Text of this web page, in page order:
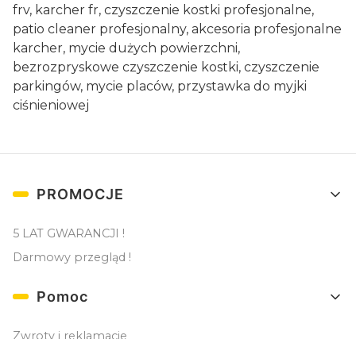
frv, karcher fr, czyszczenie kostki profesjonalne,
patio cleaner profesjonalny, akcesoria profesjonalne
karcher, mycie dużych powierzchni,
bezrozpryskowe czyszczenie kostki, czyszczenie
parkingów, mycie placów, przystawka do myjki
ciśnieniowej
Linki w stopce
PROMOCJE
5 LAT GWARANCJI !
Darmowy przegląd !
Pomoc
Zwroty i reklamacje